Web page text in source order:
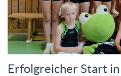
Erfolgreicher Start in